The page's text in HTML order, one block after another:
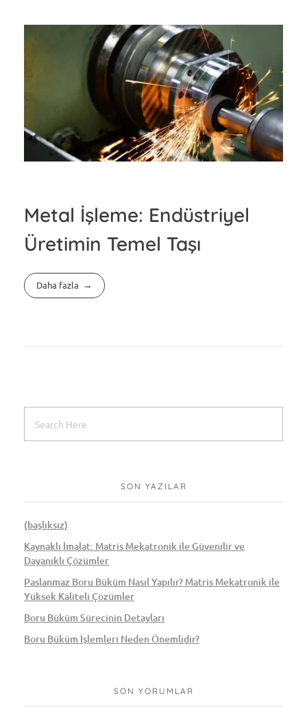
Metal İşleme: Endüstriyel
Üretimin Temel Taşı
Daha fazla
SON YAZILAR
(başlıksız)
Kaynaklı İmalat: Matris Mekatronik ile Güvenilir ve
Dayanıklı Çözümler
Paslanmaz Boru Büküm Nasıl Yapılır? Matris Mekatronik ile
Yüksek Kaliteli Çözümler
Boru Büküm Sürecinin Detayları
Boru Büküm İşlemleri Neden Önemlidir?
SON YORUMLAR